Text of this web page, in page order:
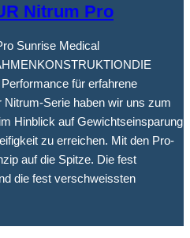
Nitrum Pro
Sunrise Medical
für erfahrene
Serie haben wir uns zum
Hinblick auf Gewichtseinsparung
zu erreichen. Mit den Pro-
auf die Spitze. Die fest
die fest verschweissten